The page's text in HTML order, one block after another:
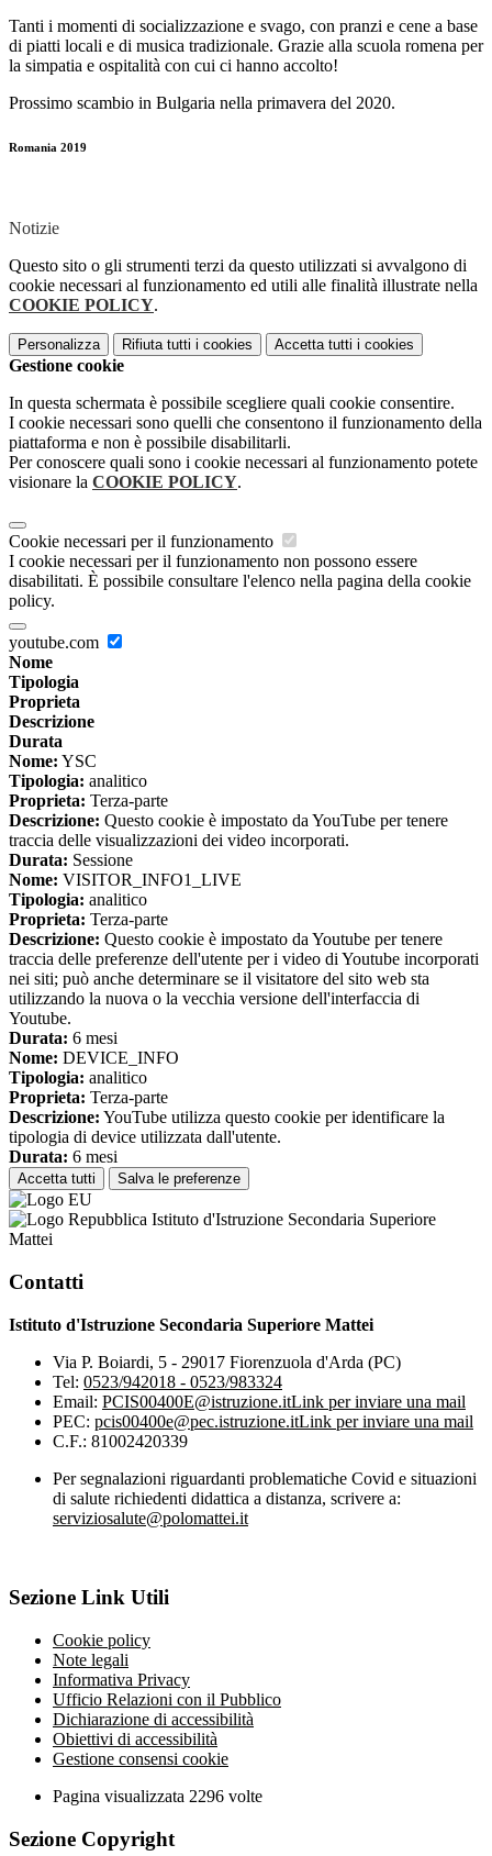
Tanti i momenti di socializzazione e svago, con pranzi e cene a base
di piatti locali e di musica tradizionale. Grazie alla scuola romena per
la simpatia e ospitalità con cui ci hanno accolto!
Prossimo scambio in Bulgaria nella primavera del 2020.
Romania 2019
Notizie
Questo sito o gli strumenti terzi da questo utilizzati si avvalgono di
cookie necessari al funzionamento ed utili alle finalità illustrate nella
COOKIE POLICY.
Personalizza Rifiuta tutti i cookies Accetta tutti i cookies
Gestione cookie
In questa schermata è possibile scegliere quali cookie consentire.
I cookie necessari sono quelli che consentono il funzionamento della
piattaforma e non è possibile disabilitarli.
Per conoscere quali sono i cookie necessari al funzionamento potete
visionare la COOKIE POLICY.
Cookie necessari per il funzionamento
I cookie necessari per il funzionamento non possono essere
disabilitati. È possibile consultare l'elenco nella pagina della cookie
policy.
youtube.com
Nome
Tipologia
Proprieta
Descrizione
Durata
Nome: YSC
Tipologia: analitico
Proprieta: Terza-parte
Descrizione: Questo cookie è impostato da YouTube per tenere
traccia delle visualizzazioni dei video incorporati.
Durata: Sessione
Nome: VISITOR_INFO1_LIVE
Tipologia: analitico
Proprieta: Terza-parte
Descrizione: Questo cookie è impostato da Youtube per tenere
traccia delle preferenze dell'utente per i video di Youtube incorporati
nei siti; può anche determinare se il visitatore del sito web sta
utilizzando la nuova o la vecchia versione dell'interfaccia di
Youtube.
Durata: 6 mesi
Nome: DEVICE_INFO
Tipologia: analitico
Proprieta: Terza-parte
Descrizione: YouTube utilizza questo cookie per identificare la
tipologia di device utilizzata dall'utente.
Durata: 6 mesi
Accetta tutti Salva le preferenze
Istituto d'Istruzione Secondaria Superiore
Mattei
Contatti
Istituto d'Istruzione Secondaria Superiore Mattei
Via P. Boiardi, 5 - 29017 Fiorenzuola d'Arda (PC)
Tel: 0523/942018 - 0523/983324
Email: PCIS00400E@istruzione.itLink per inviare una mail
PEC: pcis00400e@pec.istruzione.itLink per inviare una mail
C.F.: 81002420339
Per segnalazioni riguardanti problematiche Covid e situazioni
di salute richiedenti didattica a distanza, scrivere a:
serviziosalute@polomattei.it
Sezione Link Utili
Cookie policy
Note legali
Informativa Privacy
Ufficio Relazioni con il Pubblico
Dichiarazione di accessibilità
Obiettivi di accessibilità
Gestione consensi cookie
Pagina visualizzata 2296 volte
Sezione Copyright